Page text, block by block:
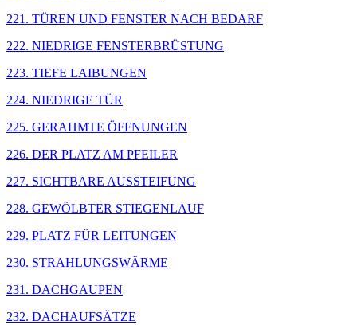
221. TÜREN UND FENSTER NACH BEDARF
222. NIEDRIGE FENSTERBRÜSTUNG
223. TIEFE LAIBUNGEN
224. NIEDRIGE TÜR
225. GERAHMTE ÖFFNUNGEN
226. DER PLATZ AM PFEILER
227. SICHTBARE AUSSTEIFUNG
228. GEWÖLBTER STIEGENLAUF
229. PLATZ FÜR LEITUNGEN
230. STRAHLUNGSWÄRME
231. DACHGAUPEN
232. DACHAUFSÄTZE